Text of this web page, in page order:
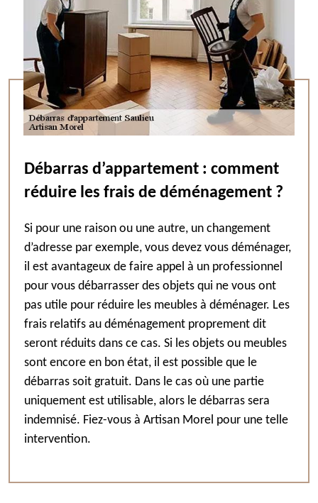
Débarras d’appartement : comment
réduire les frais de déménagement ?
Si pour une raison ou une autre, un changement
d’adresse par exemple, vous devez vous déménager,
il est avantageux de faire appel à un professionnel
pour vous débarrasser des objets qui ne vous ont
pas utile pour réduire les meubles à déménager. Les
frais relatifs au déménagement proprement dit
seront réduits dans ce cas. Si les objets ou meubles
sont encore en bon état, il est possible que le
débarras soit gratuit. Dans le cas où une partie
uniquement est utilisable, alors le débarras sera
indemnisé. Fiez-vous à Artisan Morel pour une telle
intervention.